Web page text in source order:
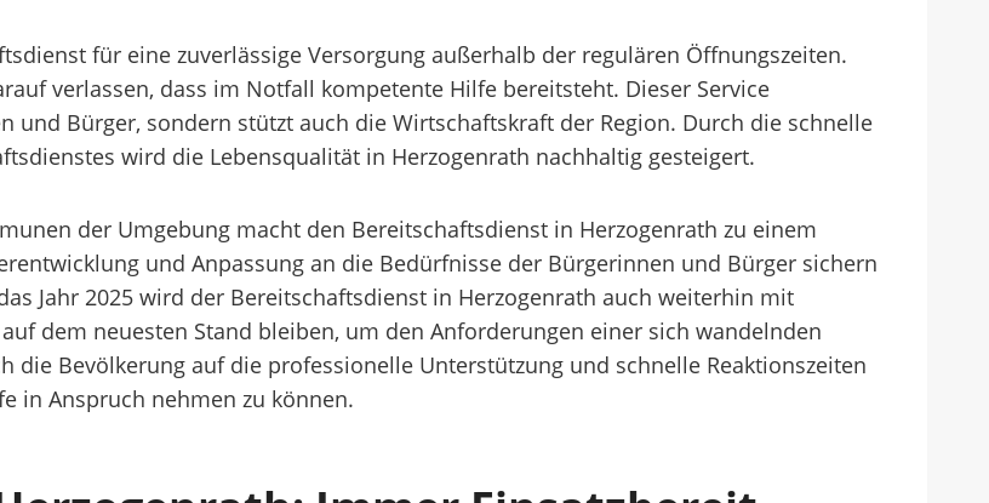
für eine zuverlässige Versorgung außerhalb der regulären Öffnungszeiten.
verlassen, dass im Notfall kompetente Hilfe bereitsteht. Dieser Service
Bürger, sondern stützt auch die Wirtschaftskraft der Region. Durch die schnelle
wird die Lebensqualität in Herzogenrath nachhaltig gesteigert.
der Umgebung macht den Bereitschaftsdienst in Herzogenrath zu einem
und Anpassung an die Bedürfnisse der Bürgerinnen und Bürger sichern
Jahr 2025 wird der Bereitschaftsdienst in Herzogenrath auch weiterhin mit
dem neuesten Stand bleiben, um den Anforderungen einer sich wandelnden
die Bevölkerung auf die professionelle Unterstützung und schnelle Reaktionszeiten
in Anspruch nehmen zu können.